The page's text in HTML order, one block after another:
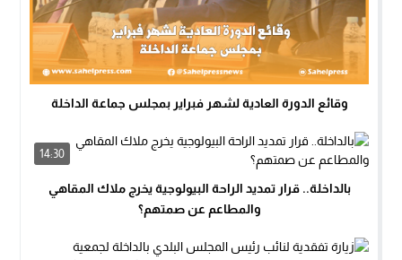
وقائع الدورة العادية لشهر فبراير بمجلس جماعة الداخلة
14:30
بالداخلة.. قرار تمديد الراحة البيولوجية يخرج ملاك المقاهي
والمطاعم عن صمتهم؟